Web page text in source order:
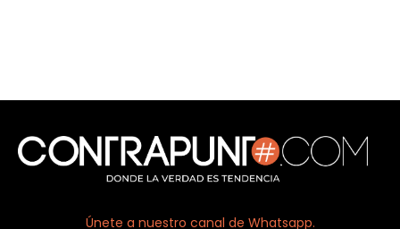
Únete a nuestro canal de Whatsapp.